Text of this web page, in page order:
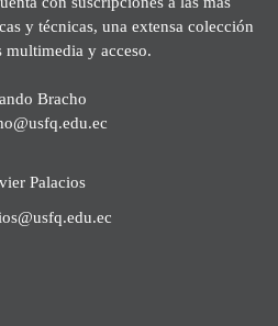
y técnicas, una extensa colección
multimedia y acceso.
Bracho
Palacios